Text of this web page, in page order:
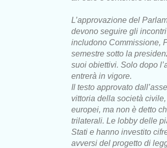
L’approvazione del
devono seguire gli
includono Commissione,
semestre sotto la
suoi obiettivi. Solo dopo
entrerà in vigore.
Il testo approvato
vittoria della società
europei, ma non è detto
trilaterali. Le lobby delle
Stati e hanno investito
avversi del progetto di